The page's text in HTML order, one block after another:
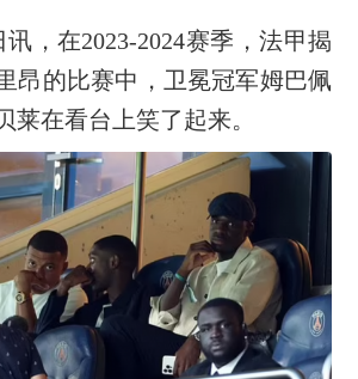
，在2023-2024赛季，法甲揭
昂的比赛中，卫冕冠军姆巴佩
莱在看台上笑了起来。